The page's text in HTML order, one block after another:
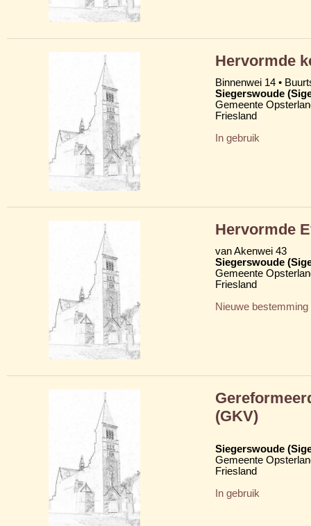
Hervormde
Binnenwei 14 •
Siegerswoude
Gemeente
Friesland
In gebruik
Hervormde
van Akenwei 43
Siegerswoude
Gemeente
Friesland
Nieuwe bestemming
(GKV)
Siegerswoude
Gemeente
Friesland
In gebruik